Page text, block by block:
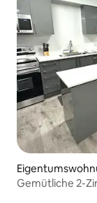
Gemütliche 2-